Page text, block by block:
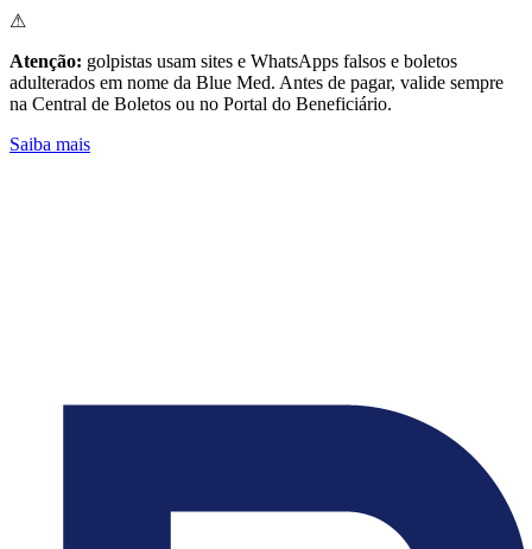
⚠
Atenção: golpistas usam sites e WhatsApps falsos e boletos
adulterados em nome da Blue Med. Antes de pagar, valide sempre
na Central de Boletos ou no Portal do Beneficiário.
Saiba mais